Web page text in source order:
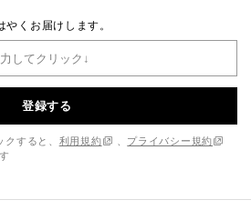
くお届けします。
登録する
すると、 利用規約
プライバシー規約